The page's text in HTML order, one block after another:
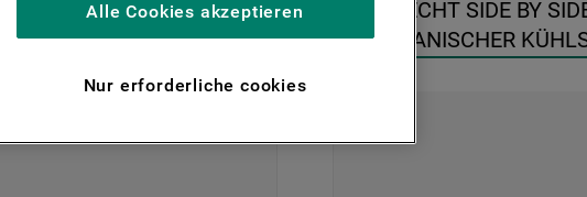
FREISTEHENDE KÜHL-
- KGDNF
BAUKNECHT SIDE BY
AMERIKANISCHER
personalisieren, die Funktionalität der
spezifische Funktionen anzubieten
Nur erforderliche cookies
Alle Cookies akzeptieren